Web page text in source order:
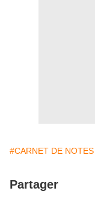
#CARNET DE NOTES
Partager